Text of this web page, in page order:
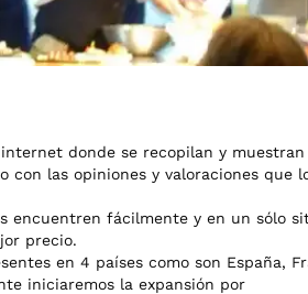
donde se recopilan y muestran
con las opiniones y valoraciones que
encuentren fácilmente y en un sólo
precio.
en 4 países como son España,
iniciaremos la expansión por